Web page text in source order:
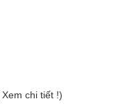
Xem chi tiết !)